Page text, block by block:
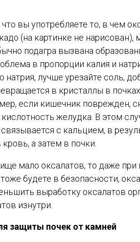
вы употребляете то, в чем
(на картинке не
подагра вызвана
в пропорции калия и
натрия, лучше урезайте соль,
в кристаллы в
если кишечник поврежден,
кислотность желудка. В этом
с кальцием, в
а затем в почки.
мало оксалатов, то даже
будете в безопасности,
выработку оксалатов
изнутри.
защиты почек от камней